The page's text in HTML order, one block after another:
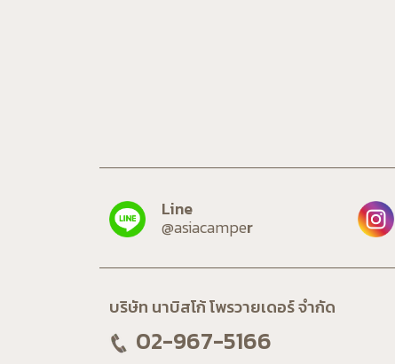
@asiacampe
บริษัท นาบิสโก้ โพรวายเดอร์ จำกัด
02-967-5166